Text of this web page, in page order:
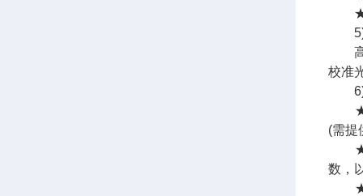
★仪
5)
高
校准
6)
★便
(需提
★数
数，
★项